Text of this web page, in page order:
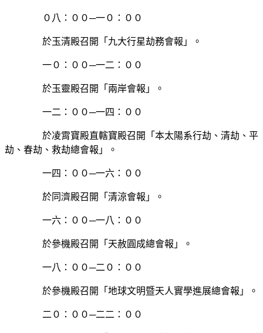
０八：００─一０：００
於玉清殿召開「九大行星劫務會報」。
一０：００─一二：００
於玉靈殿召開「兩岸會報」。
一二：００─一四：００
於凌霄寶殿直轄寶殿召開「本太陽系行劫、清劫、平
劫、春劫、救劫總會報」。
一四：００─一六：００
於同濟殿召開「清涼會報」。
一六：００─一八：００
於參機殿召開「天赦圓成總會報」。
一八：００─二０：００
於參機殿召開「地球文明暨天人實學進展總會報」。
二０：００─二二：００